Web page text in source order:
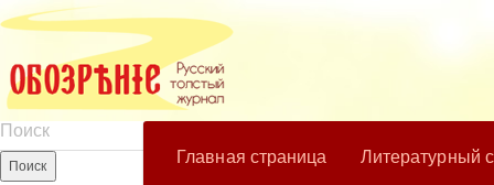
Главная страница Литературный